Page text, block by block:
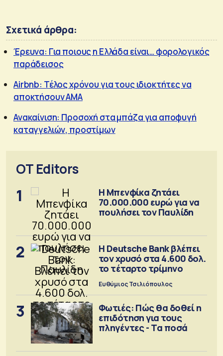
Σχετικά άρθρα:
Έρευνα: Για ποιους η Ελλάδα είναι… φορολογικός
παράδεισος
Airbnb: Τέλος χρόνου για τους ιδιοκτήτες να
αποκτήσουν ΑΜΑ
Ανακαίνιση: Προσοχή στα μπάζα για αποφυγή
καταγγελιών, προστίμων
OT Editors
1
Η Μπενφίκα ζητάει
70.000.000 ευρώ για να
πουλήσει τον Παυλίδη
2
Η Deutsche Bank βλέπει
τον χρυσό στα 4.600 δολ.
το τέταρτο τρίμηνο
Ευθύμιος Τσιλιόπουλος
3
Φωτιές: Πώς θα δοθεί η
επιδότηση για τους
πληγέντες - Τα ποσά